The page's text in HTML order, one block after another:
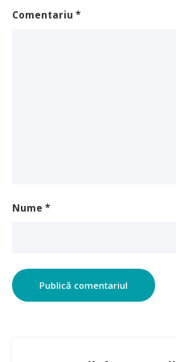
Comentariu *
Nume *